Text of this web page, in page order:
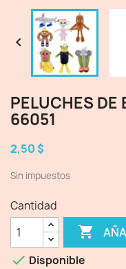

PELUCHES DE
66051
2,50 $
Sin impuestos
Cantidad

 Disponible